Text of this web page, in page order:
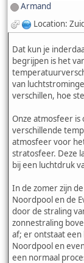
Armand
Location:
Dat kun je
begrijpen is het
van
verschillen, hoe
Onze atmosfeer is
verschillende
atmosfeer voor
stratosfeer. Deze
bij een luchtdruk
In de zomer zijn
Noordpool en de
door de straling
zonnestraling
af; er ontstaat
Noordpool en
een normaal